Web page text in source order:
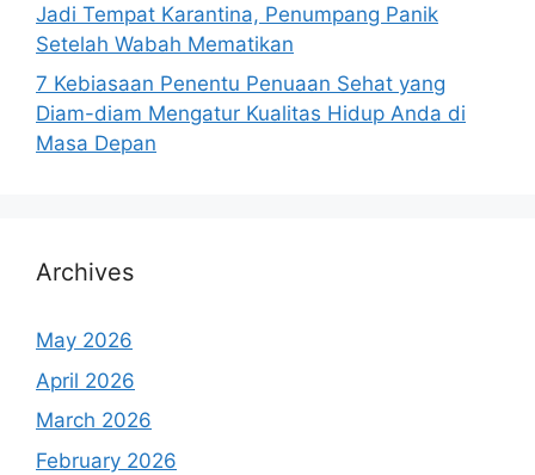
Jadi Tempat Karantina, Penumpang Panik
Setelah Wabah Mematikan
7 Kebiasaan Penentu Penuaan Sehat yang
Diam-diam Mengatur Kualitas Hidup Anda di
Masa Depan
Archives
May 2026
April 2026
March 2026
February 2026